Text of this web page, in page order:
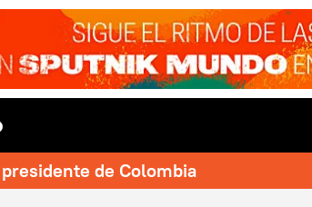
de Colombia